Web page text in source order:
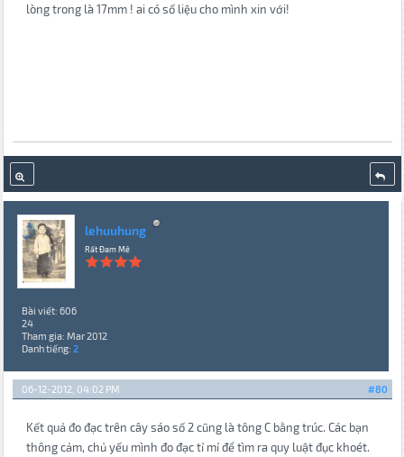
lòng trong là 17mm ! ai có số liệu cho mình xin với!
lehuuhung
Rất Đam Mê
Bài viết: 606
24
Tham gia: Mar 2012
Danh tiếng: 2
#80
06-12-2012, 04:02 PM
Kết quả đo đạc trên cây sáo số 2 cũng là tông C bằng trúc. Các bạn
thông cảm, chủ yếu mình đo đạc tỉ mỉ để tìm ra quy luật đục khoét.